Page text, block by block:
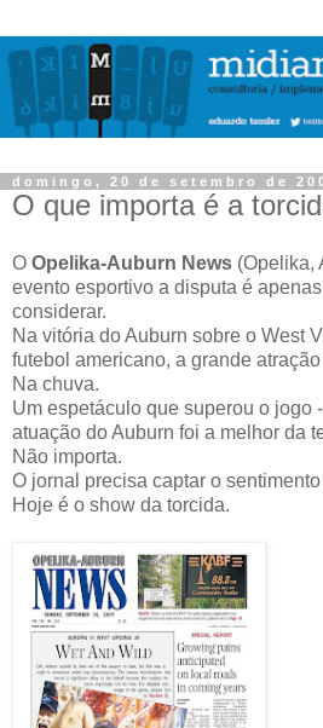
domingo, 20 de setembro de
O que importa é a
O Opelika-Auburn News (Opelika,
evento esportivo a disputa é
considerar.
Na vitória do Auburn sobre o West
futebol americano, a grande
Na chuva.
Um espetáculo que superou o jogo
atuação do Auburn foi a melhor da
Não importa.
O jornal precisa captar o
Hoje é o show da torcida.